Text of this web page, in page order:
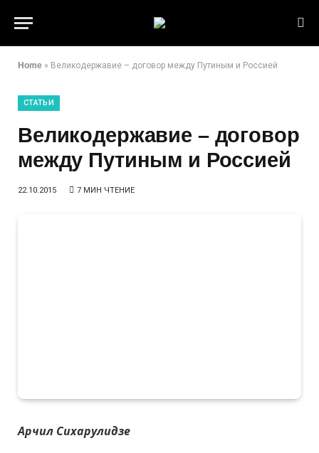
Home » Великодержавие – договор между Путиным и Россией
СТАТЬИ
Великодержавие – договор
между Путиным и Россией
22.10.2015 7 МИН ЧТЕНИЕ
Арчил Сихарулидзе